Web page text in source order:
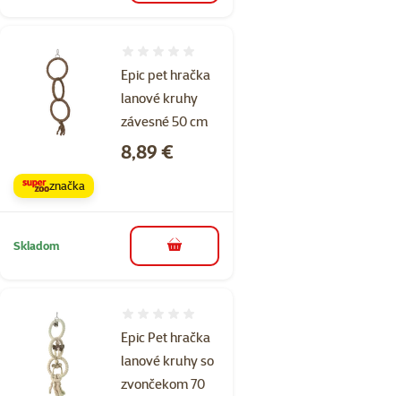
Epic pet hračka
lanové kruhy
závesné 50 cm
Cena
8,89 €
značka
Skladom do košíka
Epic Pet hračka
lanové kruhy so
zvončekom 70